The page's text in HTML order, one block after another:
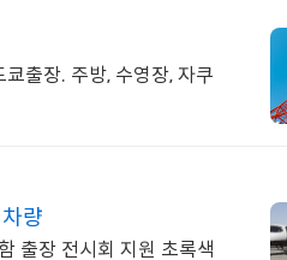
출장. 주방, 수영장, 자쿠
량
출장 전시회 지원 초록색